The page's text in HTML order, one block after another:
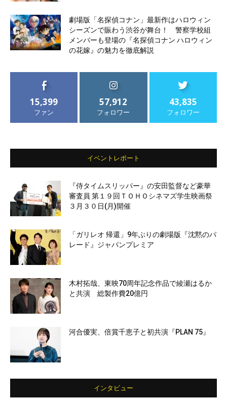
劇場版「名探偵コナン」最新作はハロウィン
シーズンで賑わう渋谷が舞台！ 警察学校組
メンバーも登場の『名探偵コナン ハロウィン
の花嫁』の魅力を徹底解説
15,399
ファン
57,912
フォロワー
43,835
フォロワー
イベントレポート
『侍タイムスリッパー』の安田監督など豪華
審査員 第１９回ＴＯＨＯシネマズ学生映画祭
３月３０日(月)開催
「ガリレオ 帰還」9年ぶりの劇場版『沈黙のパ
レード』ジャパンプレミア
木村拓哉、東映70周年記念作品で綾瀬はるか
と共演 総製作費20億円
河合優実、倍賞千恵子と初共演『PLAN 75』
インタビュー